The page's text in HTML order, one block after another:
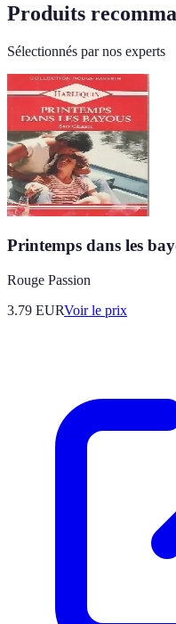
Produits
Sélectionnés par nos experts
Printemps dans les
Rouge Passion
3.79 EURVoir le prix